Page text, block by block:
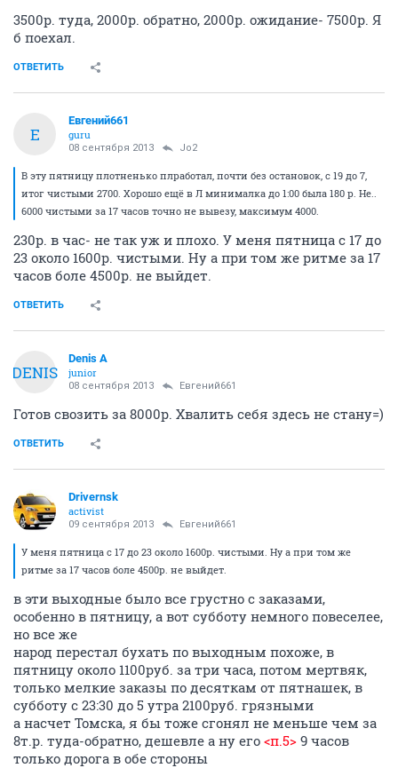
3500р. туда, 2000р. обратно, 2000р. ожидание- 7500р. Я
б поехал.
ОТВЕТИТЬ
Е
Евгений661
guru
08 сентября 2013 Jo2
В эту пятницу плотненько плработал, почти без остановок, с 19 до 7,
итог чистыми 2700. Хорошо ещё в Л минималка до 1:00 была 180 р. Не..
6000 чистыми за 17 часов точно не вывезу, максимум 4000.
230р. в час- не так уж и плохо. У меня пятница с 17 до
23 около 1600р. чистыми. Ну а при том же ритме за 17
часов боле 4500р. не выйдет.
ОТВЕТИТЬ
DENIS
Denis A
junior
08 сентября 2013 Евгений661
Готов свозить за 8000р. Хвалить себя здесь не стану=)
ОТВЕТИТЬ
Drivernsk
activist
09 сентября 2013 Евгений661
У меня пятница с 17 до 23 около 1600р. чистыми. Ну а при том же
ритме за 17 часов боле 4500р. не выйдет.
в эти выходные было все грустно с заказами,
особенно в пятницу, а вот субботу немного повеселее,
но все же
народ перестал бухать по выходным похоже, в
пятницу около 1100руб. за три часа, потом мертвяк,
только мелкие заказы по десяткам от пятнашек, в
субботу с 23:30 до 5 утра 2100руб. грязными
а насчет Томска, я бы тоже сгонял не меньше чем за
8т.р. туда-обратно, дешевле а ну его <п.5> 9 часов
только дорога в обе стороны